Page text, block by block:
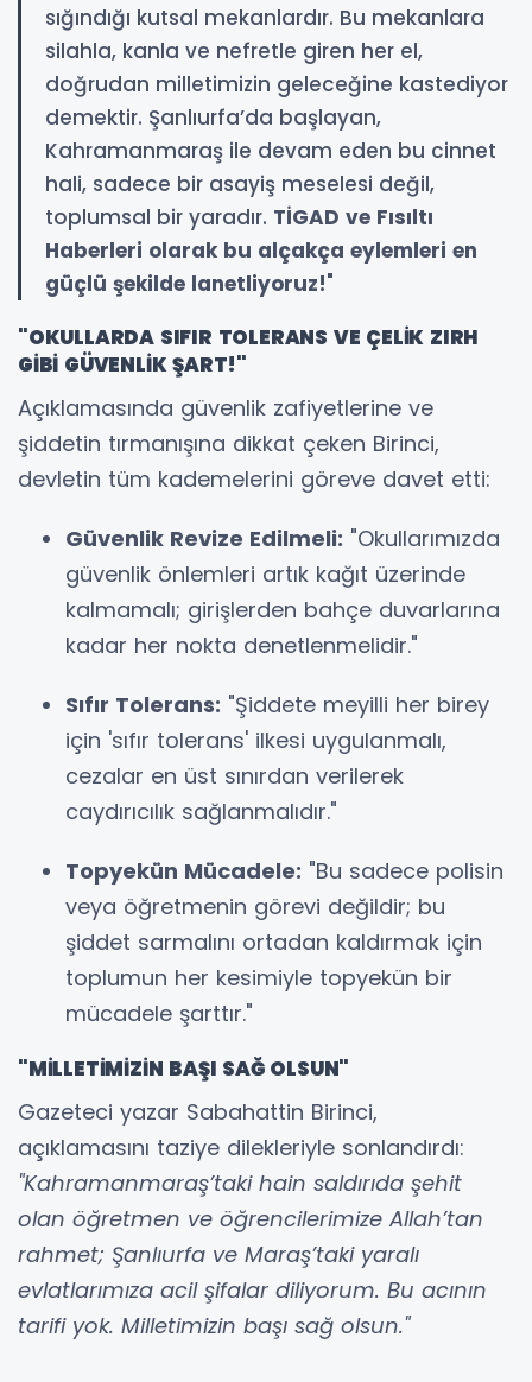
sığındığı kutsal mekanlardır. Bu mekanlara
silahla, kanla ve nefretle giren her el,
doğrudan milletimizin geleceğine kastediyor
demektir. Şanlıurfa’da başlayan,
Kahramanmaraş ile devam eden bu cinnet
hali, sadece bir asayiş meselesi değil,
toplumsal bir yaradır. TİGAD ve Fısıltı
Haberleri olarak bu alçakça eylemleri en
güçlü şekilde lanetliyoruz!"
"OKULLARDA SIFIR TOLERANS VE ÇELİK ZIRH
GİBİ GÜVENLİK ŞART!"
Açıklamasında güvenlik zafiyetlerine ve
şiddetin tırmanışına dikkat çeken Birinci,
devletin tüm kademelerini göreve davet etti:
Güvenlik Revize Edilmeli: "Okullarımızda
güvenlik önlemleri artık kağıt üzerinde
kalmamalı; girişlerden bahçe duvarlarına
kadar her nokta denetlenmelidir."
Sıfır Tolerans: "Şiddete meyilli her birey
için 'sıfır tolerans' ilkesi uygulanmalı,
cezalar en üst sınırdan verilerek
caydırıcılık sağlanmalıdır."
Topyekün Mücadele: "Bu sadece polisin
veya öğretmenin görevi değildir; bu
şiddet sarmalını ortadan kaldırmak için
toplumun her kesimiyle topyekün bir
mücadele şarttır."
"MİLLETİMİZİN BAŞI SAĞ OLSUN"
Gazeteci yazar Sabahattin Birinci,
açıklamasını taziye dilekleriyle sonlandırdı:
"Kahramanmaraş’taki hain saldırıda şehit
olan öğretmen ve öğrencilerimize Allah’tan
rahmet; Şanlıurfa ve Maraş’taki yaralı
evlatlarımıza acil şifalar diliyorum. Bu acının
tarifi yok. Milletimizin başı sağ olsun."